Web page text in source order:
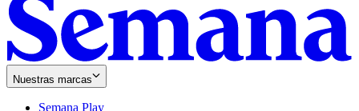
Nuestras marcas
Semana Play